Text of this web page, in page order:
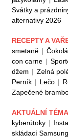
Svátky a
alternativy 2026
RECEPTY A
smetaně |
con carne |
džem | Zelná
Perník | Lečo |
Zapečené
AKTUÁLNÍ
kyberútoky |
skládací Samsung